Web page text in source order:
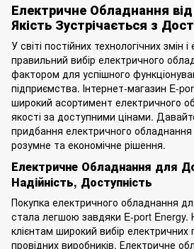
Електричне Обладнання
Якість Зустрічається з
У світі постійних технологічних змін
правильний вибір електричного
фактором для успішного
підприємства. Інтернет-магазин E-
широкий асортимент електричного
якості за доступними цінами.
придбання електричного
розумне та економічне рішення.
Електричне Обладнання для
Надійність, Доступність
Покупка електричного обладнання
стала легшою завдяки E-port Energy.
клієнтам широкий вибір електричних
провідних виробників. Електричне